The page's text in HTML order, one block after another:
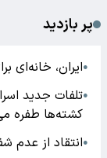
پر بازدید
●ایران، خانه‌ای
●تلفات جدید
کشته‌ها طفره
●انتقاد از عدم